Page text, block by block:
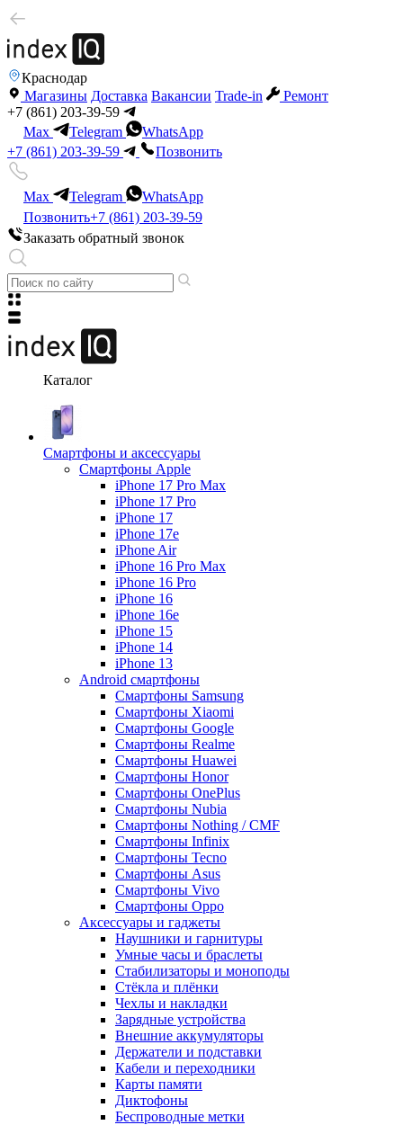
Краснодар
Магазины Доставка Вакансии Trade-in
Ремонт
+7 (861) 203-39-59
Max
Telegram
WhatsApp
+7 (861) 203-39-59
Позвонить
Max Telegram
WhatsApp
Позвонить+7 (861) 203-39-59
Заказать обратный звонок
Каталог
Смартфоны и аксессуары
Смартфоны Apple
iPhone 17 Pro Max
iPhone 17 Pro
iPhone 17
iPhone 17e
iPhone Air
iPhone 16 Pro Max
iPhone 16 Pro
iPhone 16
iPhone 16e
iPhone 15
iPhone 14
iPhone 13
Android cмартфоны
Смартфоны Samsung
Смартфоны Xiaomi
Смартфоны Google
Смартфоны Realme
Смартфоны Huawei
Смартфоны Honor
Смартфоны OnePlus
Смартфоны Nubia
Смартфоны Nothing / CMF
Смартфоны Infinix
Смартфоны Tecno
Смартфоны Asus
Смартфоны Vivo
Смартфоны Oppo
Аксессуары и гаджеты
Наушники и гарнитуры
Умные часы и браслеты
Стабилизаторы и моноподы
Стёкла и плёнки
Чехлы и накладки
Зарядные устройства
Внешние аккумуляторы
Держатели и подставки
Кабели и переходники
Карты памяти
Диктофоны
Беспроводные метки